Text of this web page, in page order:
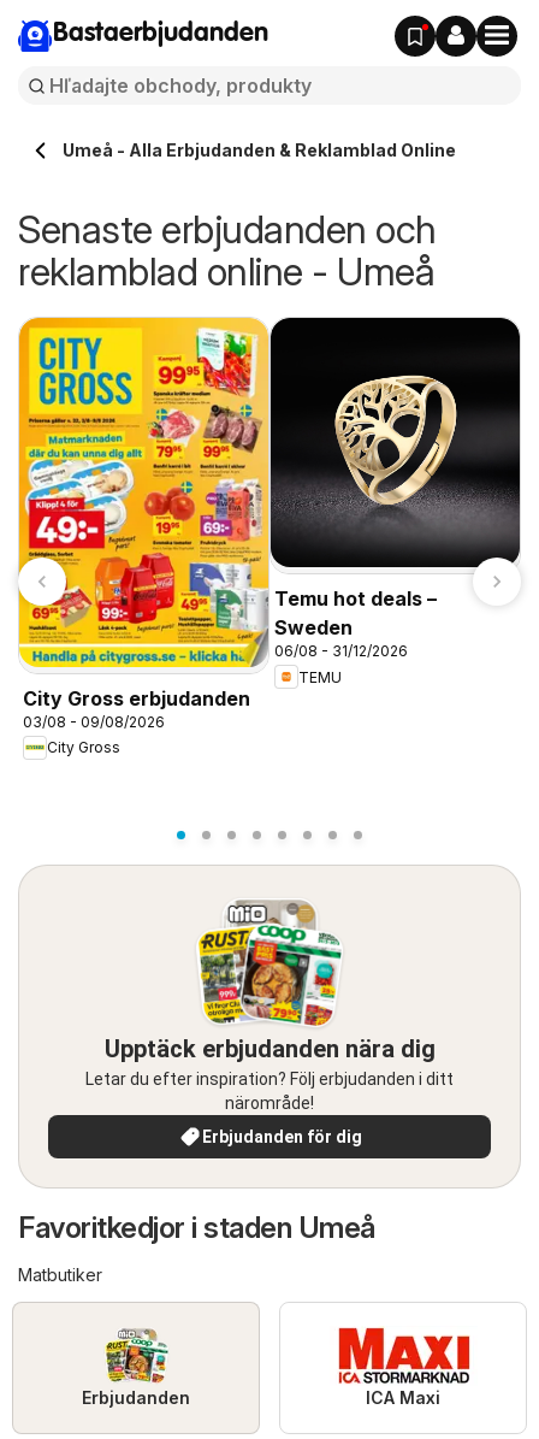
Bastaerbjudanden
Umeå - Alla Erbjudanden & Reklamblad Online
Senaste erbjudanden och
reklamblad online - Umeå
City Gross erbjudanden
03/08 - 09/08/2026
City Gross
Temu hot deals –
Sweden
06/08 - 31/12/2026
TEMU
Upptäck erbjudanden nära dig
Letar du efter inspiration? Följ erbjudanden i ditt
närområde!
Erbjudanden för dig
Favoritkedjor i staden Umeå
Matbutiker
Erbjudanden ICA Maxi